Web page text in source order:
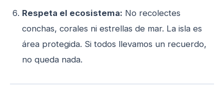
Respeta el ecosistema: No recolectes
conchas, corales ni estrellas de mar. La isla es
área protegida. Si todos llevamos un recuerdo,
no queda nada.